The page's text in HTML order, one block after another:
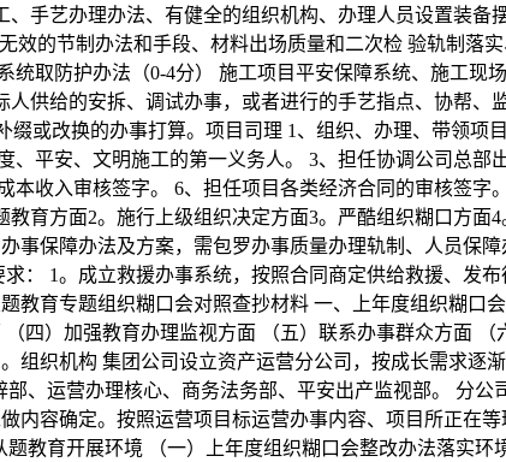
艺办理办法、有健全的组织机构、办理人员设置装备
效的节制办法和手段、材料出场质量和二次检 验轨制
统取防护办法（0-4分） 施工项目平安保障系统、施工
人供给的安拆、调试办事，或者进行的手艺指点、协帮
缀或改换的办事打算。项目司理 1、组织、办理、带领
、平安、文明施工的第一义务人。 3、担任协调公司总
本收入审核签字。 6、担任项目各类经济合同的审核签
教育方面2。施行上级组织决定方面3。严酷组织糊口方
事保障办法及方案，需包罗办事质量办理轨制、人员保
： 1。成立救援办事系统，按照合同商定供给救援、发
教育专题组织糊口会对照查抄材料 一、上年度组织糊
四）加强教育办理监视方面 （五）联系办事群众方面
组织机构 集团公司设立资产运营分公司，按成长需求
、运营办理核心、商务法务部、平安出产监视部。 分
内容确定。按照运营项目标运营办事内容、项目所正在
教育开展环境 （一）上年度组织糊口会整改办法落实